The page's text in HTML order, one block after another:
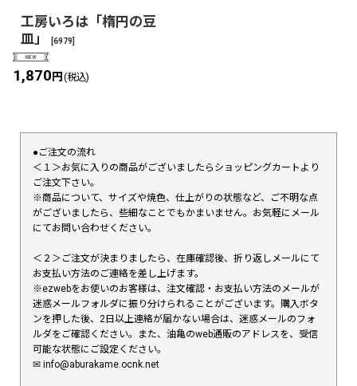
工房いろは「楕円の豆
皿」
[6979]
1,870円 (税込)
●ご注文の流れ
＜１＞お気に入りの商品がございましたらショッピングカートより
ご注文下さい。
※商品について、サイズや焼色、仕上がりの状態など、ご不明な点
がございましたら、些細なことでもかまいません。お気軽にメール
にてお問い合わせください。
＜２＞ご注文が決まりましたら、在庫確認後、折り返しメールにて
お支払い方法のご連絡を差し上げます。
※ezwebをお使いのお客様は、注文確認・お支払い方法のメールが
迷惑メールフォルダに振り分けられることがございます。購入ボタ
ンを押した後、2日以上連絡が届かない場合は、迷惑メールのフォ
ルダをご確認ください。また、油亀のweb通販のアドレスを、受信
可能な状態にご設定ください。
✉︎ info@aburakame.ocnk.net